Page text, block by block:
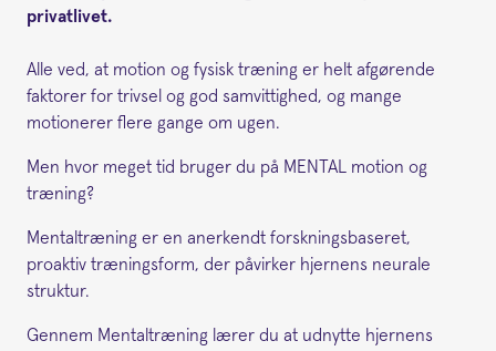
privatlivet.
Alle ved, at motion og fysisk træning er helt afgørende
faktorer for trivsel og god samvittighed, og mange
motionerer flere gange om ugen.
Men hvor meget tid bruger du på MENTAL motion og
træning?
Mentaltræning er en anerkendt forskningsbaseret,
proaktiv træningsform, der påvirker hjernens neurale
struktur.
Gennem Mentaltræning lærer du at udnytte hjernens